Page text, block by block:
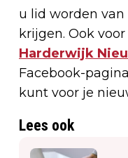
u lid worden
krijgen. Ook
Harderwijk
Facebook-
kunt voor je
Lees ook